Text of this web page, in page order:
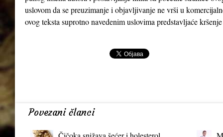
uslovom da se preuzimanje i objavljivanje ne vrši u
ovog teksta suprotno navedenim uslovima predstavljaće
Povezani članci